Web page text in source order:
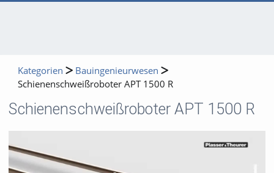
Kategorien
Bauingenieurwesen
Schienenschweißroboter APT 1500 R
Schienenschweißroboter APT 1500 R